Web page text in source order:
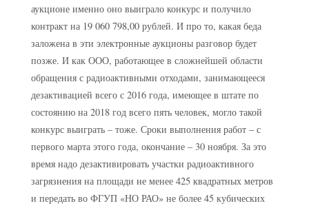
аукционе именно оно выиграло конкурс и получило
контракт на 19 060 798,00 рублей. И про то, какая беда
заложена в эти электронные аукционы разговор будет
позже. И как ООО, работающее в сложнейшей области
обращения с радиоактивными отходами, занимающееся
дезактивацией всего с 2016 года, имеющее в штате по
состоянию на 2018 год всего пять человек, могло такой
конкурс выиграть – тоже. Сроки выполнения работ – с
первого марта этого года, окончание – 30 ноября. За это
время надо дезактивировать участки радиоактивного
загрязнения на площади не менее 425 квадратных метров
и передать во ФГУП «НО РАО» не более 45 кубических